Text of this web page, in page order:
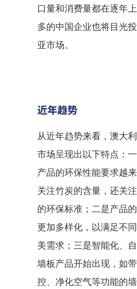
口量和消费量都在逐年
多的中国企业也将目光
亚市场。
近年趋势
从近年趋势来看，澳大
市场呈现出以下特点：
产品的环保性能要求越
关注竹炭的含量，还关
的环保标准；二是产品
更加多样化，以满足不
美需求；三是智能化、
墙板产品开始出现，如
控、净化空气等功能的墙